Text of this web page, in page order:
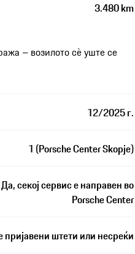
3.480 km
– возилото сè уште се
12/2025 г.
1 (Porsche Center Skopje)
Да, секој сервис е направен во
Porsche Center
пријавени штети или несреќи